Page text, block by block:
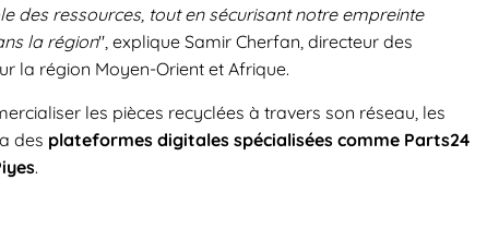
des ressources, tout en sécurisant notre empreinte
la région", explique Samir Cherfan, directeur des
la région Moyen-Orient et Afrique.
les pièces recyclées à travers son réseau, les
des plateformes digitales spécialisées comme Parts24
.